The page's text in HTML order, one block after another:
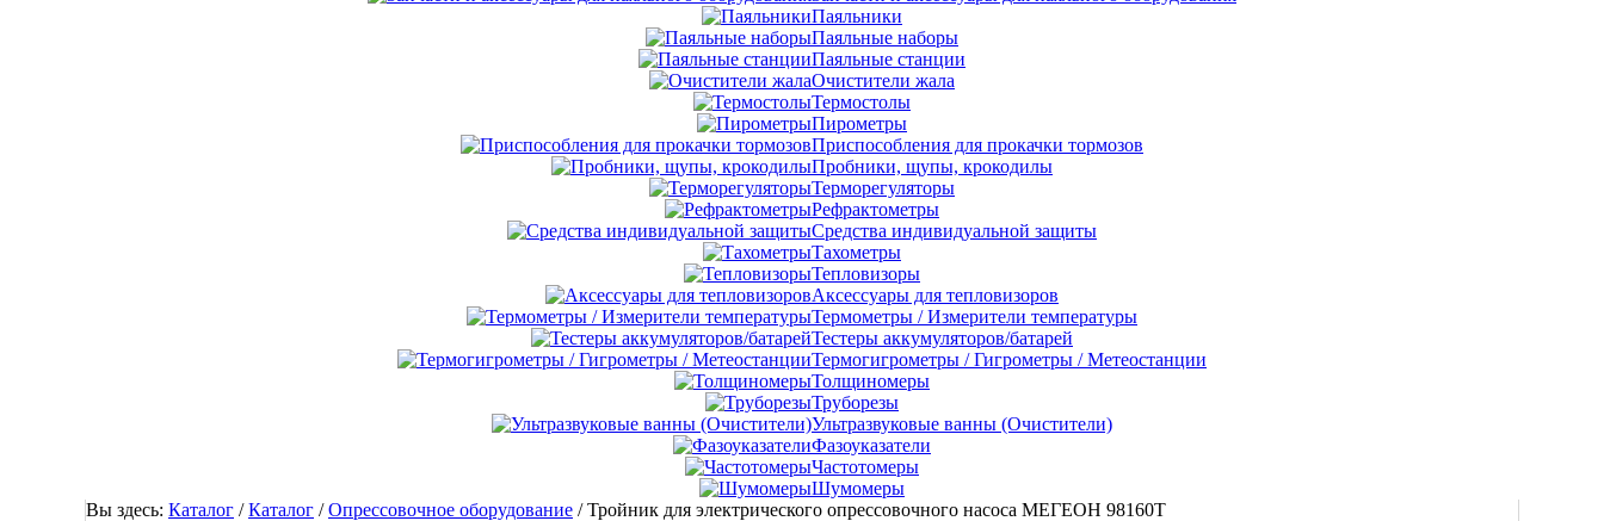
Паяльники
Паяльные наборы
Паяльные станции
Очистители жала
Термостолы
Пирометры
Приспособления для прокачки тормозов
Пробники, щупы, крокодилы
Терморегуляторы
Рефрактометры
Средства индивидуальной защиты
Тахометры
Тепловизоры
Аксессуары для тепловизоров
Термометры / Измерители температуры
Тестеры аккумуляторов/батарей
Термогигрометры / Гигрометры / Метеостанции
Толщиномеры
Труборезы
Ультразвуковые ванны (Очистители)
Фазоуказатели
Частотомеры
Шумомеры
Вы здесь: Каталог /Каталог /Опрессовочное оборудование /Тройник для электрического опрессовочного насоса МЕГЕОН 98160Т